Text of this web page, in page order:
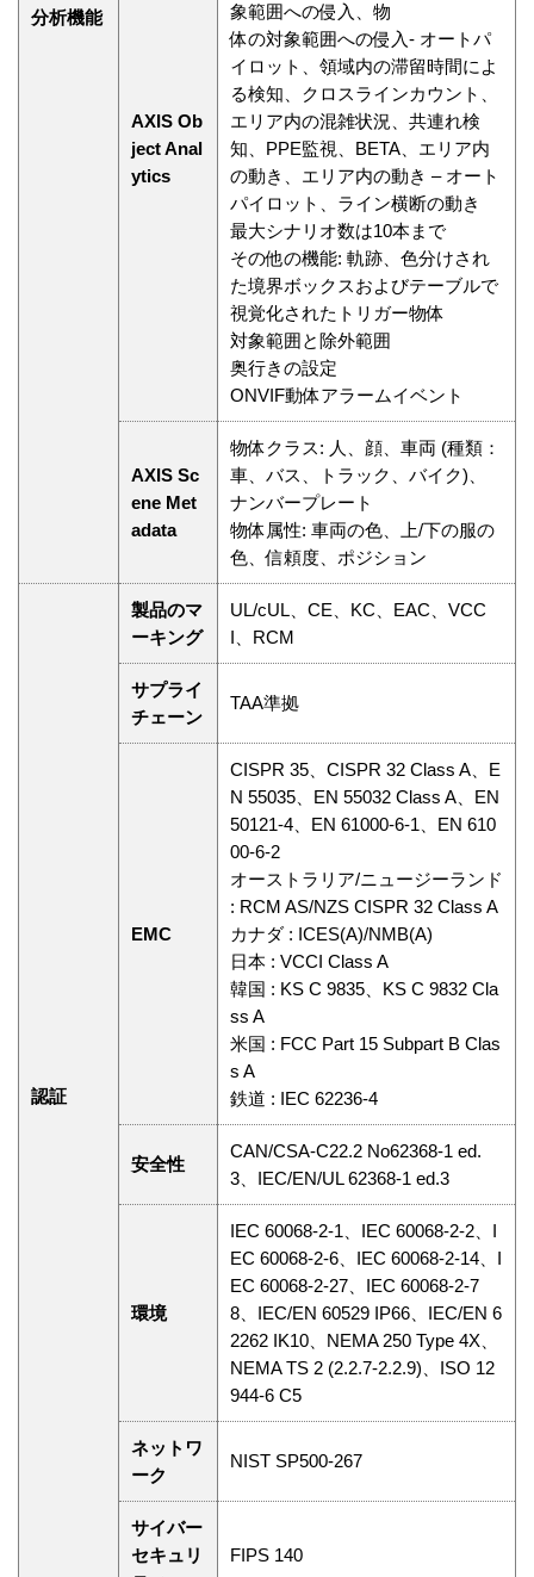
分析機能
AXIS Ob
ject Anal
ytics
象範囲への侵入、物
体の対象範囲への侵入- オートパ
イロット、領域内の滞留時間によ
る検知、クロスラインカウント、
エリア内の混雑状況、共連れ検
知、PPE監視、BETA、エリア内
の動き、エリア内の動き – オート
パイロット、ライン横断の動き
最大シナリオ数は10本まで
その他の機能: 軌跡、色分けされ
た境界ボックスおよびテーブルで
視覚化されたトリガー物体
対象範囲と除外範囲
奥行きの設定
ONVIF動体アラームイベント
AXIS Sc
ene Met
adata
物体クラス: 人、顔、車両 (種類：
車、バス、トラック、バイク)、
ナンバープレート
物体属性: 車両の色、上/下の服の
色、信頼度、ポジション
認証
製品のマ
ーキング
UL/cUL、CE、KC、EAC、VCC
I、RCM
サプライ
チェーン
TAA準拠
EMC
CISPR 35、CISPR 32 Class A、E
N 55035、EN 55032 Class A、EN
50121-4、EN 61000-6-1、EN 610
00-6-2
オーストラリア/ニュージーランド
: RCM AS/NZS CISPR 32 Class A
カナダ : ICES(A)/NMB(A)
日本 : VCCI Class A
韓国 : KS C 9835、KS C 9832 Cla
ss A
米国 : FCC Part 15 Subpart B Clas
s A
鉄道 : IEC 62236-4
安全性
CAN/CSA-C22.2 No62368-1 ed.
3、IEC/EN/UL 62368-1 ed.3
環境
IEC 60068-2-1、IEC 60068-2-2、I
EC 60068-2-6、IEC 60068-2-14、I
EC 60068-2-27、IEC 60068-2-7
8、IEC/EN 60529 IP66、IEC/EN 6
2262 IK10、NEMA 250 Type 4X、
NEMA TS 2 (2.2.7-2.2.9)、ISO 12
944-6 C5
ネットワ
ーク
NIST SP500-267
サイバー
セキュリ
FIPS 140